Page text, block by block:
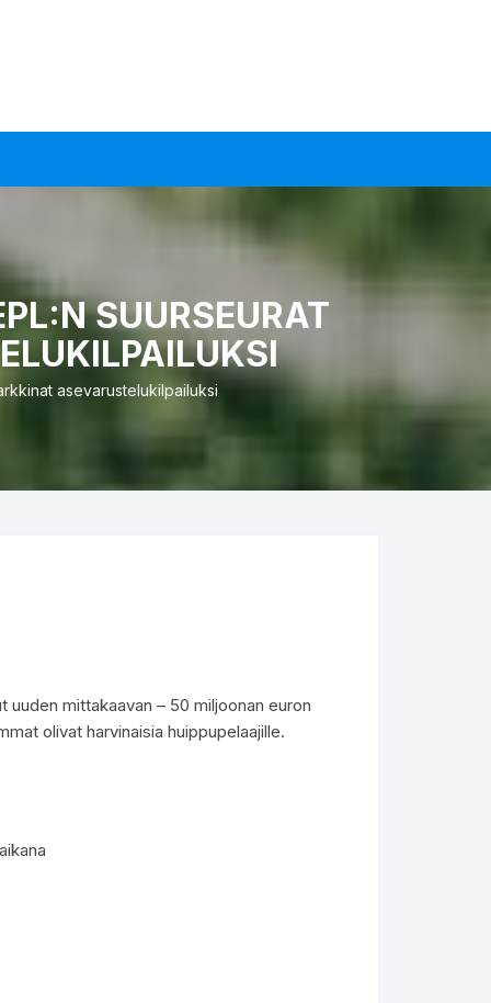
SUURSEURAT
asevarustelukilpailuksi
uuden mittakaavan – 50 miljoonan euron
olivat harvinaisia huippupelaajille.